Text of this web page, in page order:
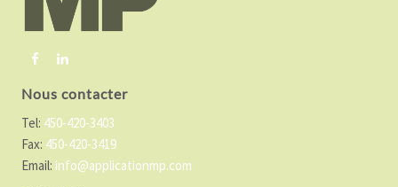
Nous contacter
Tel: 450-420-3403
Fax: 450-420-3419
Email: info@applicationmp.com